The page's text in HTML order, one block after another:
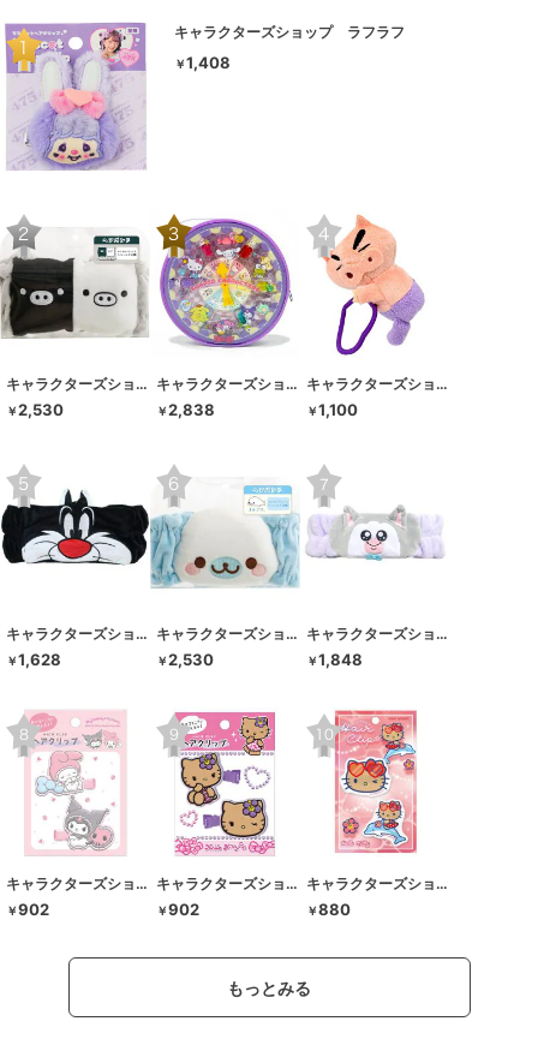
キャラクターズショップ ラフラフ
￥1,408
キャラクターズショップ ラフラフ
￥2,530
キャラクターズショップ ラフラフ
￥2,838
キャラクターズショップ ラフラフ
￥1,100
キャラクターズショップ ラフラフ
￥1,628
キャラクターズショップ ラフラフ
￥2,530
キャラクターズショップ ラフラフ
￥1,848
キャラクターズショップ ラフラフ
￥902
キャラクターズショップ ラフラフ
￥902
キャラクターズショップ ラフラフ
￥880
もっとみる